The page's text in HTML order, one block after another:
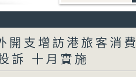
開支增訪港旅客消費
訴 十月實施